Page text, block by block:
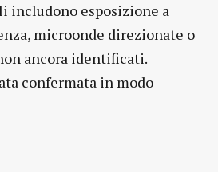
includono esposizione a
microonde direzionate o
ancora identificati.
confermata in modo